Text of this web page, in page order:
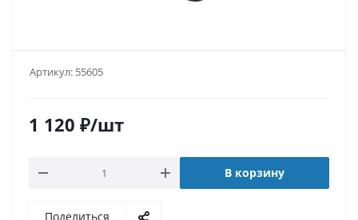
Артикул: 55605
1 120 ₽/шт
В корзину
Поделиться